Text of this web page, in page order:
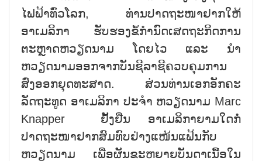
ໄຟຟ້າທົ່ວໂລກ, ທ່ານປາດຖະໜາຢາກໃຫ້
ອາເມລິກາ ຮັບຮອງຂໍ້ກຳນົດເສດຖະກິດການ
ຕະຫຼາດຫວຽດນາມ ໂດຍໄວ ແລະ ນຳ
ຫວຽດນາມອອກຈາກບັນຊີລາຊີຄວບຄຸມການ
ສົ່ງອອກຍຸດທະສາດ. ສ່ວນທ່ານເອກອັກຄະ
ລັດຖະທູດ ອາເມລິກາ ປະຈຳ ຫວຽດນາມ Marc
Knapper ຢັ້ງຢືນ ອາເມລິກາຍາມໃດກໍ່
ປາດຖະໜາຢາກສົມທົບຢ່າງແໜ້ນແຟ້ນກັບ
ຫວຽດນາມ ເພື່ອຜັນຂະຫຍາຍບັນດາເນື້ອໃນ